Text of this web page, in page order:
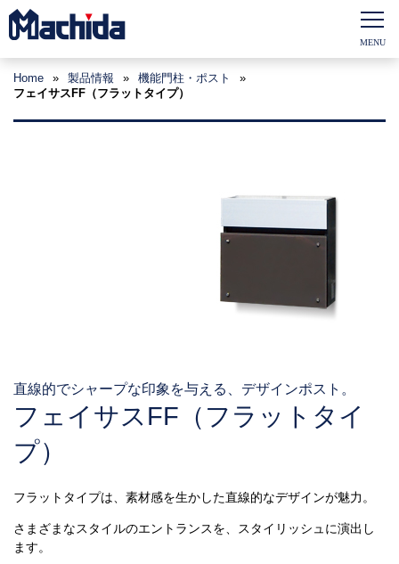
Home » 製品情報 » 機能門柱・ポスト
»
フェイサスFF（フラットタイプ）
直線的でシャープな印象を与える、デザインポスト。
フェイサスFF（フラットタイ
プ）
フラットタイプは、素材感を生かした直線的なデザインが魅力。
さまざまなスタイルのエントランスを、スタイリッシュに演出し
ます。